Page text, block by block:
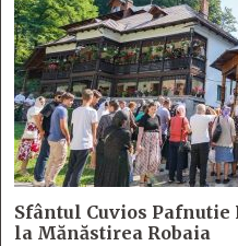
Sfântul Cuvios Pafnutie
la Mănăstirea Robaia